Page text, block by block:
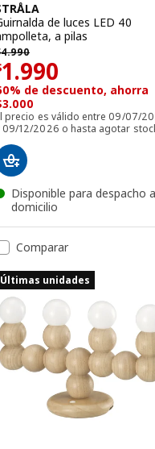
de luces LED 40
a pilas
4.990
4990
1.990$ 1990
de descuento, ahorra
precio es válido entre 09/07/
09/12/2026 o hasta agotar
Disponible para despacho a
domicilio
Comparar
Últimas unidades